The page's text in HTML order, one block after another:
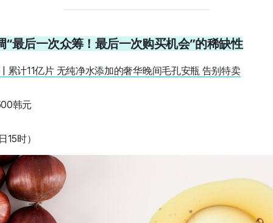
“最后一次众筹！最后一次购买机会”的稀缺性
累计11亿片 无纯净水添加的奢华晚间毛孔安瓶 告别特卖
韩元
时）